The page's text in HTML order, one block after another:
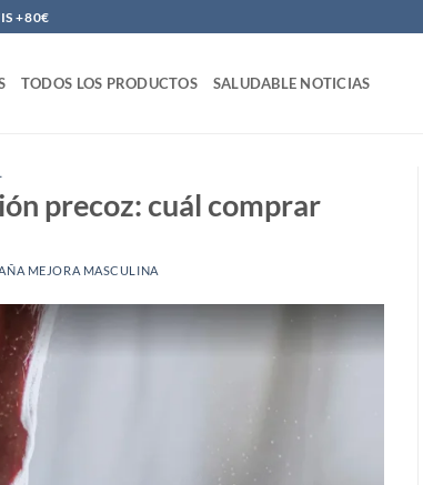
+80€
TODOS LOS PRODUCTOS SALUDABLE NOTICIAS
precoz: cuál comprar
MEJORA MASCULINA